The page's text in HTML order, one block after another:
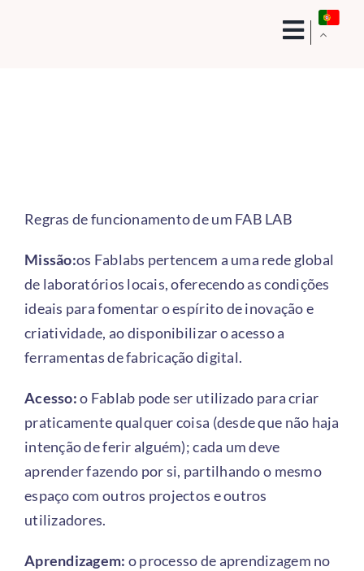
Regras de funcionamento de um FAB LAB
Missão:os Fablabs pertencem a uma rede global
de laboratórios locais, oferecendo as condições
ideais para fomentar o espírito de inovação e
criatividade, ao disponibilizar o acesso a
ferramentas de fabricação digital.
Acesso:o Fablab pode ser utilizado para criar
praticamente qualquer coisa (desde que não haja
intenção de ferir alguém); cada um deve
aprender fazendo por si, partilhando o mesmo
espaço com outros projectos e outros
utilizadores.
Aprendizagem: o processo de aprendizagem no